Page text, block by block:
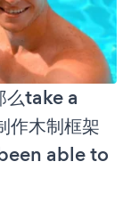
take a
木制框架
able to